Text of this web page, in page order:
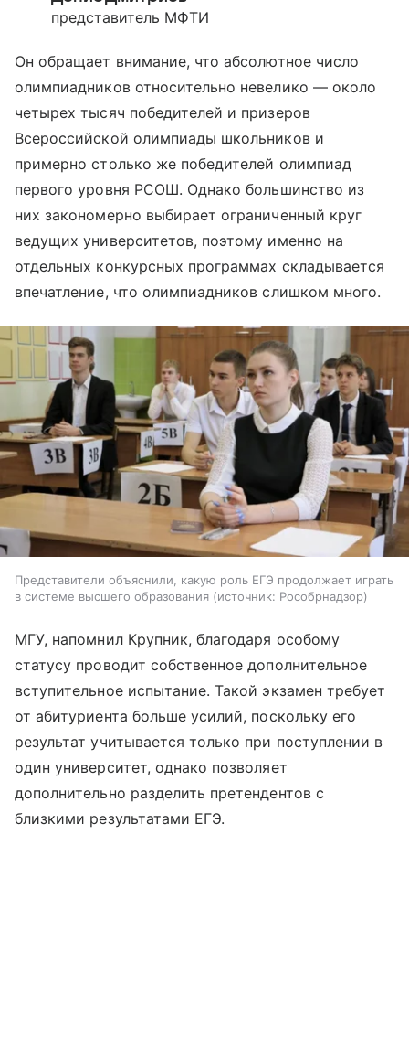
представитель МФТИ
Он обращает внимание, что абсолютное число
олимпиадников относительно невелико — около
четырех тысяч победителей и призеров
Всероссийской олимпиады школьников и
примерно столько же победителей олимпиад
первого уровня РСОШ. Однако большинство из
них закономерно выбирает ограниченный круг
ведущих университетов, поэтому именно на
отдельных конкурсных программах складывается
впечатление, что олимпиадников слишком много.
Представители объяснили, какую роль ЕГЭ продолжает играть
в системе высшего образования
источник: Рособрнадзор
МГУ, напомнил Крупник, благодаря особому
статусу проводит собственное дополнительное
вступительное испытание. Такой экзамен требует
от абитуриента больше усилий, поскольку его
результат учитывается только при поступлении в
один университет, однако позволяет
дополнительно разделить претендентов с
близкими результатами ЕГЭ.